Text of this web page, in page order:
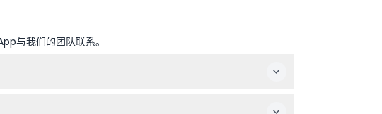
与我们的团队联系。